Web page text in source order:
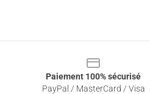
Paiement 100% sécurisé
PayPal / MasterCard / Visa